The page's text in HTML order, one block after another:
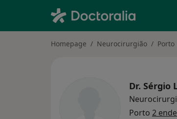
Homepage Neurocirurgião Porto
Dr. Sérgio
Porto 2